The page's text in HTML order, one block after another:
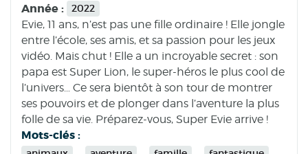
Année : 2022
Evie, 11 ans, n’est pas une fille ordinaire ! Elle jongle
entre l’école, ses amis, et sa passion pour les jeux
vidéo. Mais chut ! Elle a un incroyable secret : son
papa est Super Lion, le super-héros le plus cool de
l’univers… Ce sera bientôt à son tour de montrer
ses pouvoirs et de plonger dans l’aventure la plus
folle de sa vie. Préparez-vous, Super Evie arrive !
Mots-clés :